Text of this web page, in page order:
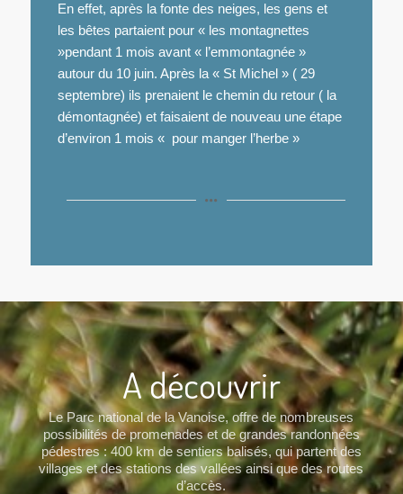
En effet, après la fonte des neiges, les gens et
les bêtes partaient pour « les montagnettes
»pendant 1 mois avant « l’emmontagnée »
autour du 10 juin. Après la « St Michel » ( 29
septembre) ils prenaient le chemin du retour ( la
démontagnée) et faisaient de nouveau une étape
d’environ 1 mois « pour manger l’herbe »
A découvrir
Le Parc national de la Vanoise, offre de nombreuses
possibilités de promenades et de grandes randonnées
pédestres : 400 km de sentiers balisés, qui partent des
villages et des stations des vallées ainsi que des routes
d’accès.